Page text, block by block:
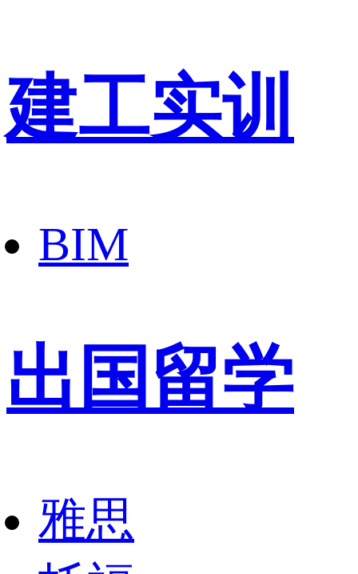
建工实训
BIM
出国留学
雅思